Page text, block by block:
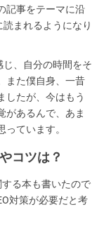
記事をテーマに沿
まれるようになり
、自分の時間をそ
また僕自身、一昔
したが、今はもう
があるんで、あま
ています。
コツは？
る本も書いたので
対策が必要だと考